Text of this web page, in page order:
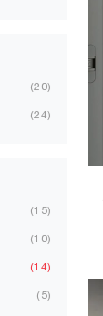
20
24
15
10
14
5